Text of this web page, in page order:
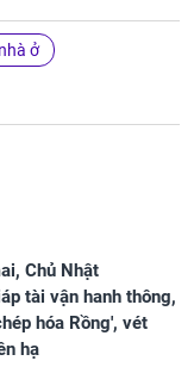
ở
Chủ Nhật
tài vận hanh thông,
hóa Rồng', vét
hạ